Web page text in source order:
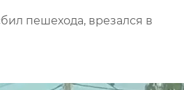
пешехода, врезался в